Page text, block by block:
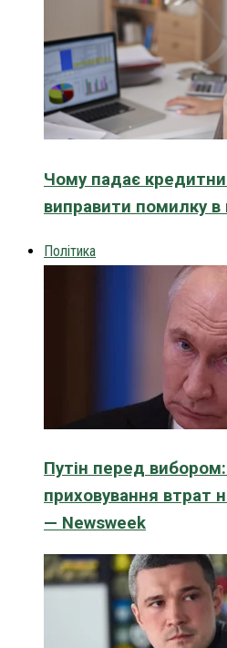
Чому падає
виправити помилку в
Політика
Путін перед вибором:
приховування втрат
— Newsweek